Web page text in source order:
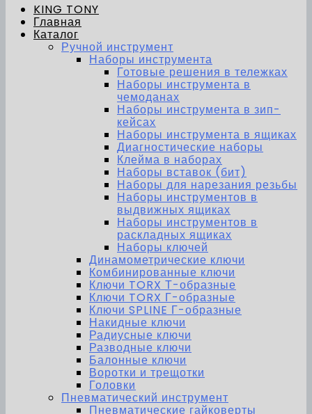
KING TONY
Главная
Каталог
Ручной инструмент
Наборы инструмента
Готовые решения в тележках
Наборы инструмента в
чемоданах
Наборы инструмента в зип-
кейсах
Наборы инструмента в ящиках
Диагностические наборы
Клейма в наборах
Наборы вставок (бит)
Наборы для нарезания резьбы
Наборы инструментов в
выдвижных ящиках
Наборы инструментов в
раскладных ящиках
Наборы ключей
Динамометрические ключи
Комбинированные ключи
Ключи TORX Т-образные
Ключи TORX Г-образные
Ключи SPLINE Г-образные
Накидные ключи
Радиусные ключи
Разводные ключи
Балонные ключи
Воротки и трещотки
Головки
Пневматический инструмент
Пневматические гайковерты